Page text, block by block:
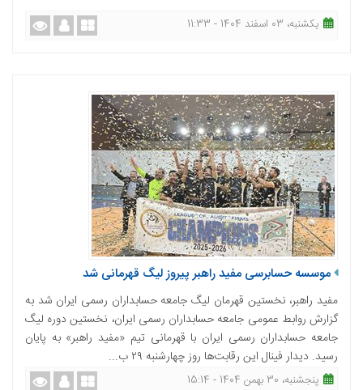
یکشنبه، 03 اسفند 1404 - 11:33
موسسه حسابرسی مفید راهبر پیروز لیگ قهرمانی شد
مفید راهبر، نخستین قهرمان لیگ جامعه حسابداران رسمی ایران شد به
گزارش روابط عمومی جامعه حسابداران رسمی ایران، نخستین دوره لیگ
جامعه حسابداران رسمی ایران با قهرمانی تیم «مفید راهبر» به پایان
رسید. دیدار فینال این رقابت‌ها روز چهارشنبه ۲۹ ب...
پنجشنبه، 30 بهمن 1404 - 15:14